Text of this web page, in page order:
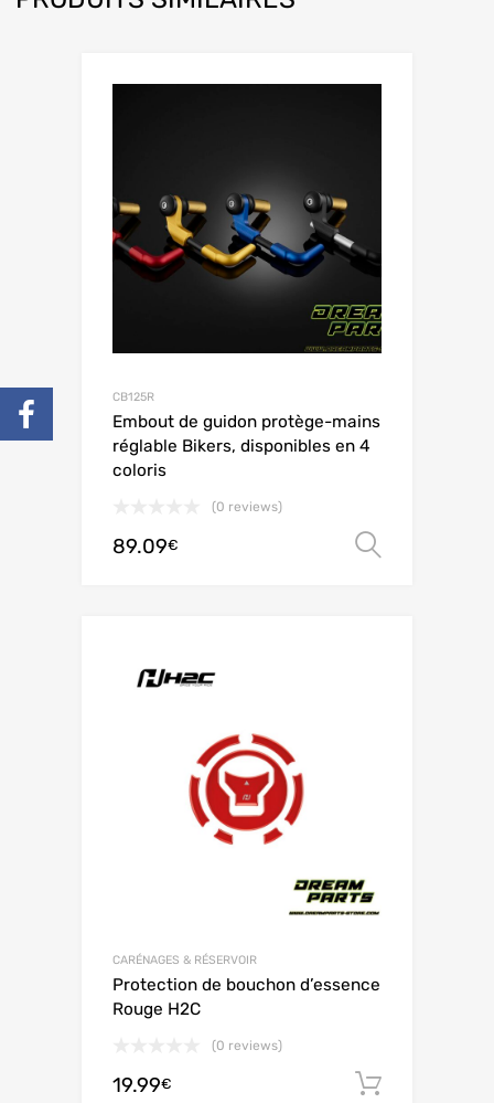
CB125R
Embout de guidon protège-mains
réglable Bikers, disponibles en 4
coloris
(0 reviews)
89.09€
CARÉNAGES & RÉSERVOIR
Protection de bouchon d’essence
Rouge H2C
(0 reviews)
19.99€